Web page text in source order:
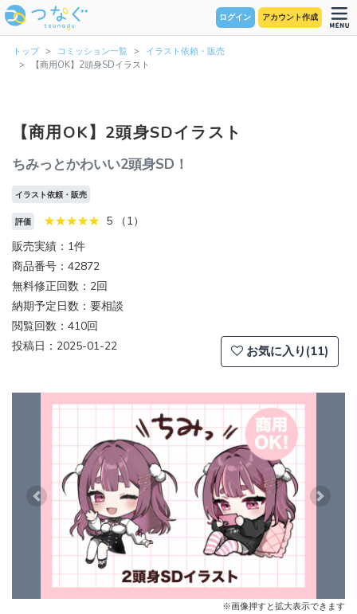
ログイン アカウント作成
トップ コミッション一覧
イラスト依頼・販売
【商用OK】2頭身SDイラスト
【商用OK】2頭身SDイラスト
ちみっとかわいい2頭身SD！
イラスト依頼・販売
評価
5 （1）
販売実績：1件
商品番号：42872
無料修正回数：2回
納期予定日数：要相談
閲覧回数：410回
投稿日：2025-01-22
お気に入り(11)
Previous Next
※画像押すと拡大表示できます